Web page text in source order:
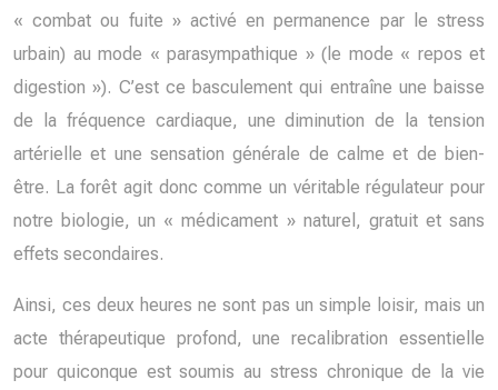
« combat ou fuite » activé en permanence par le stress
urbain) au mode « parasympathique » (le mode « repos et
digestion »). C’est ce basculement qui entraîne une baisse
de la fréquence cardiaque, une diminution de la tension
artérielle et une sensation générale de calme et de bien-
être. La forêt agit donc comme un véritable régulateur pour
notre biologie, un « médicament » naturel, gratuit et sans
effets secondaires.
Ainsi, ces deux heures ne sont pas un simple loisir, mais un
acte thérapeutique profond, une recalibration essentielle
pour quiconque est soumis au stress chronique de la vie